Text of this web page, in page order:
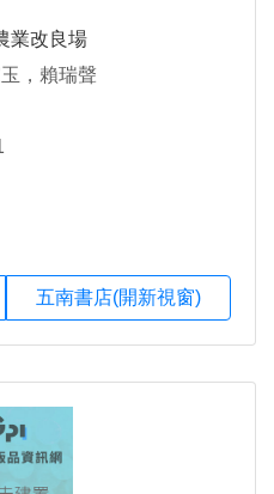
業改良場
，賴瑞聲
五南書店(開新視窗)